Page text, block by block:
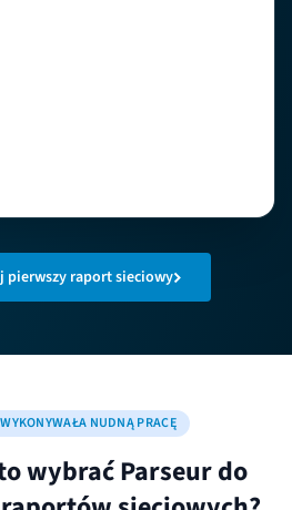
pierwszy raport sieciowy
NUDNĄ PRACĘ
wybrać Parseur do